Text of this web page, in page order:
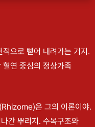
으로 뻗어 내려가는 거지.
연 중심의 정상가족
은 그의 이론이야.
간 뿌리지. 수목구조와